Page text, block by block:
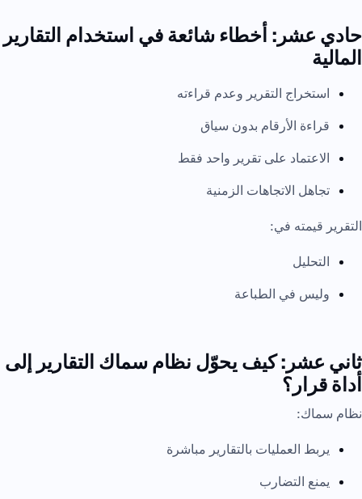
حادي عشر: أخطاء شائعة في استخدام التقارير
المالية
استخراج التقرير وعدم قراءته
قراءة الأرقام بدون سياق
الاعتماد على تقرير واحد فقط
تجاهل الاتجاهات الزمنية
التقرير قيمته في:
التحليل
وليس في الطباعة
ثاني عشر: كيف يحوّل نظام سماك التقارير إلى
أداة قرار؟
نظام سماك:
يربط العمليات بالتقارير مباشرة
يمنع التضارب